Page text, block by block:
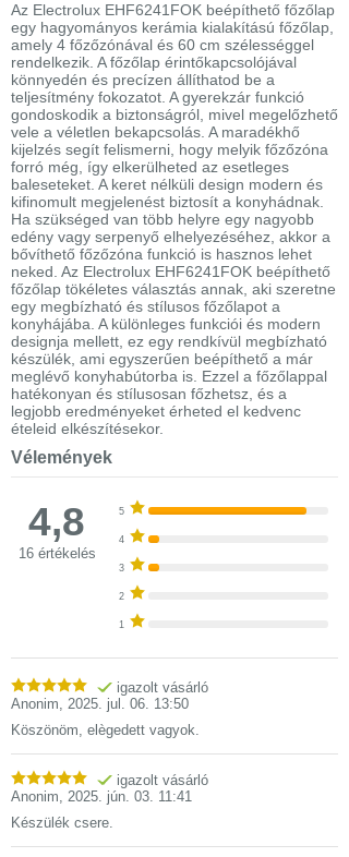
Az Electrolux EHF6241FOK beépíthető főzőlap
egy hagyományos kerámia kialakítású főzőlap,
amely 4 főzőzónával és 60 cm szélességgel
rendelkezik. A főzőlap érintőkapcsolójával
könnyedén és precízen állíthatod be a
teljesítmény fokozatot. A gyerekzár funkció
gondoskodik a biztonságról, mivel megelőzhető
vele a véletlen bekapcsolás. A maradékhő
kijelzés segít felismerni, hogy melyik főzőzóna
forró még, így elkerülheted az esetleges
baleseteket. A keret nélküli design modern és
kifinomult megjelenést biztosít a konyhádnak.
Ha szükséged van több helyre egy nagyobb
edény vagy serpenyő elhelyezéséhez, akkor a
bővíthető főzőzóna funkció is hasznos lehet
neked. Az Electrolux EHF6241FOK beépíthető
főzőlap tökéletes választás annak, aki szeretne
egy megbízható és stílusos főzőlapot a
konyhájába. A különleges funkciói és modern
designja mellett, ez egy rendkívül megbízható
készülék, ami egyszerűen beépíthető a már
meglévő konyhabútorba is. Ezzel a főzőlappal
hatékonyan és stílusosan főzhetsz, és a
legjobb eredményeket érheted el kedvenc
ételeid elkészítésekor.
Vélemények
4,8
16 értékelés
5
4
3
2
1
igazolt vásárló
Anonim, 2025. jul. 06. 13:50
Köszönöm, elègedett vagyok.
igazolt vásárló
Anonim, 2025. jún. 03. 11:41
Készülék csere.